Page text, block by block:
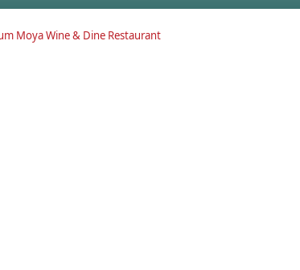
Moya Wine & Dine Restaurant